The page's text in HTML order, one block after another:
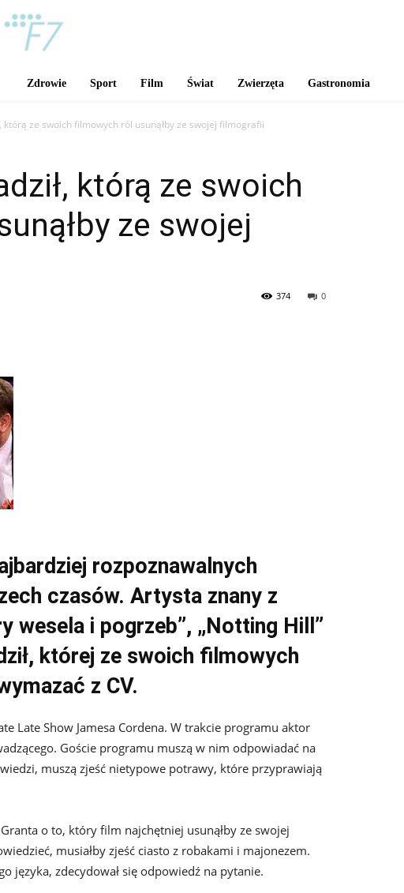
Zdrowie Sport Film Świat Zwierzęta Gastronomia
którą ze swoich filmowych ról usunąłby ze swojej filmografii
którą ze swoich
ze swojej
0
374
rozpoznawalnych
czasów. Artysta znany z
wesela i pogrzeb”, „Notting Hill”
której ze swoich filmowych
z CV.
Late Show Jamesa Cordena. W trakcie programu aktor
Goście programu muszą w nim odpowiadać na
muszą zjeść nietypowe potrawy, które przyprawiają
o to, który film najchętniej usunąłby ze swojej
musiałby zjeść ciasto z robakami i majonezem.
języka, zdecydował się odpowiedź na pytanie.